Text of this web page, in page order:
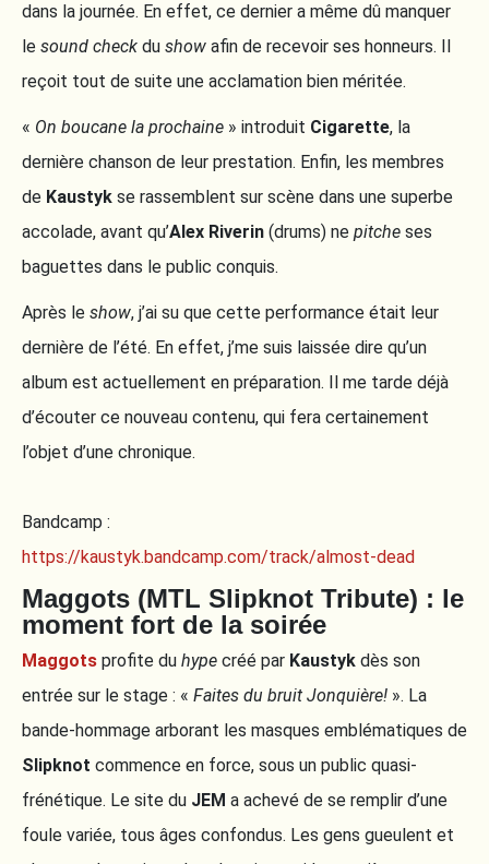
dans la journée. En effet, ce dernier a même dû manquer
le sound check du show afin de recevoir ses honneurs. Il
reçoit tout de suite une acclamation bien méritée.
« On boucane la prochaine » introduit Cigarette, la
dernière chanson de leur prestation. Enfin, les membres
de Kaustyk se rassemblent sur scène dans une superbe
accolade, avant qu’Alex Riverin (drums) ne pitche ses
baguettes dans le public conquis.
Après le show, j’ai su que cette performance était leur
dernière de l’été. En effet, j’me suis laissée dire qu’un
album est actuellement en préparation. Il me tarde déjà
d’écouter ce nouveau contenu, qui fera certainement
l’objet d’une chronique.
Bandcamp :
https://kaustyk.bandcamp.com/track/almost-dead
Maggots (MTL Slipknot Tribute) : le
moment fort de la soirée
Maggots profite du hype créé par Kaustyk dès son
entrée sur le stage : « Faites du bruit Jonquière! ». La
bande-hommage arborant les masques emblématiques de
Slipknot commence en force, sous un public quasi-
frénétique. Le site du JEM a achevé de se remplir d’une
foule variée, tous âges confondus. Les gens gueulent et